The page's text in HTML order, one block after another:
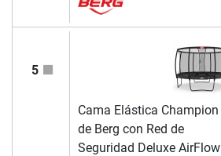
5
Cama Elástica Champion
de Berg con Red de
Seguridad Deluxe AirFlow